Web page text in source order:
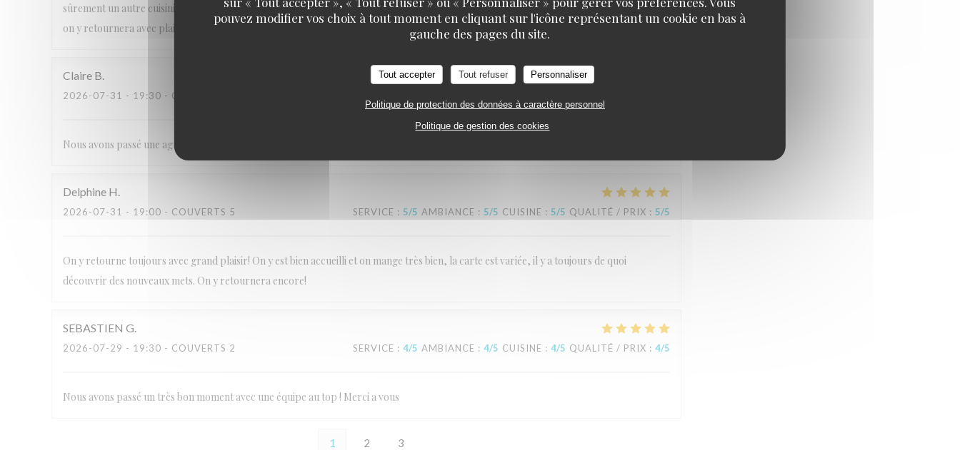
pouvez modifier vos choix à tout moment en cliquant sur l'icône représentant un cookie en bas à
gauche des pages du site.
Tout accepter Tout refuser Personnaliser
Politique de protection des données à caractère personnel
Politique de gestion des cookies
sûrement un autre cuisinier, les frites pas assez cuites, le poisson pas cuit. Cela peut arriver!!!on en tiens pas rigueur, l'année prochaine,
on y retournera avec plaisir et envie!!!
Claire B
2026-07-31 - 19:30 - COUVERTS 4
Nous avons passé une agréable soirée au Triskell. Plateau de crustacés très très copieux et excellent. Nous nous sommes régalés.
Delphine H
2026-07-31 - 19:00 - COUVERTS 5 SERVICE : 5/5 AMBIANCE : 5/5 CUISINE : 5/5 QUALITÉ / PRIX : 5/5
On y retourne toujours avec grand plaisir! On y est bien accueilli et on mange très bien, la carte est variée, il y a toujours de quoi
découvrir des nouveaux mets. On y retournera encore!
SEBASTIEN G
2026-07-29 - 19:30 - COUVERTS 2 SERVICE : 4/5 AMBIANCE : 4/5 CUISINE : 4/5 QUALITÉ / PRIX : 4/5
Nous avons passé un très bon moment avec une équipe au top ! Merci a vous
1 2 3